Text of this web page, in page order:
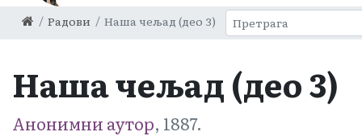
Радови Наша чељад (део 3)
Наша чељад (део 3)
Анонимни аутор, 1887.